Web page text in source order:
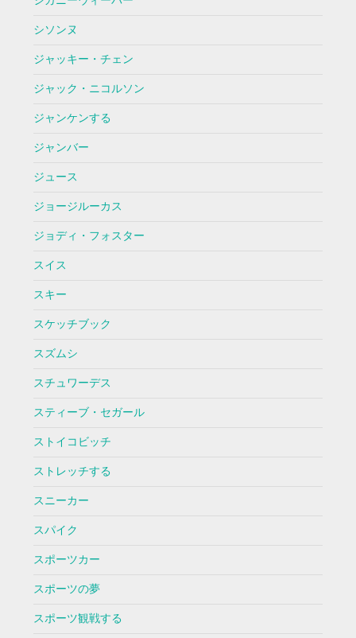
シソンヌ
ジャッキー・チェン
ジャック・ニコルソン
ジャンケンする
ジャンバー
ジュース
ジョージルーカス
ジョディ・フォスター
スイス
スキー
スケッチブック
スズムシ
スチュワーデス
スティーブ・セガール
ストイコビッチ
ストレッチする
スニーカー
スパイク
スポーツカー
スポーツの夢
スポーツ観戦する